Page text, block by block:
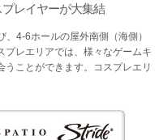
レイヤーが大集結
4-6ホールの屋外南側（海側）
プレエリアでは、様々なゲームキ
ことができます。コスプレエリ